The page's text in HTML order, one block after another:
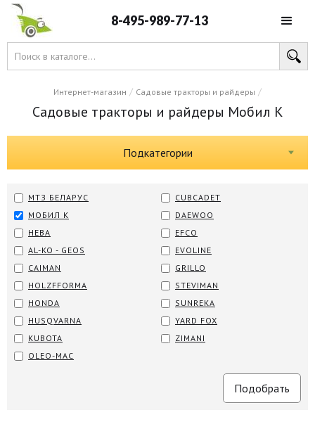
8-495-989-77-13
Интернет-магазин / Садовые тракторы и райдеры /
Садовые тракторы и райдеры Мобил К
Подкатегории
МТЗ БЕЛАРУС
МОБИЛ К
НЕВА
AL-KO - GEOS
CAIMAN
CUBCADET
DAEWOO
EFCO
EVOLINE
GRILLO
HOLZFFORMA
HONDA
HUSQVARNA
KUBOTA
OLEO-MAC
STEVIMAN
SUNREKA
YARD FOX
ZIMANI